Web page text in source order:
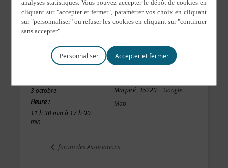
DÉTAILS
3 octobre
Heure :
11 h 30 min à 17 h 00
min
LIEU
Marpiré 35220 + Google
Map
forum des Associations
Personnaliser